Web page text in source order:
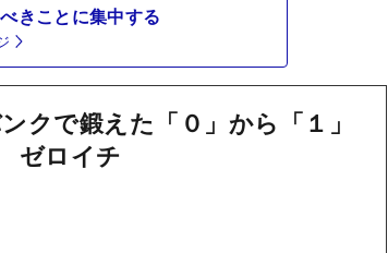
きことに集中する
クで鍛えた「０」から「１」
ゼロイチ